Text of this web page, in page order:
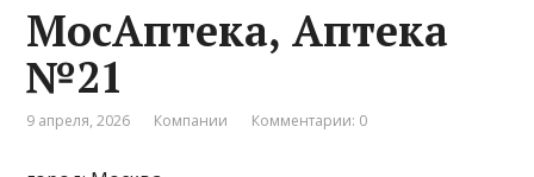
МосАптека, Аптека
№21
9 апреля, 2026 Компании Комментарии: 0